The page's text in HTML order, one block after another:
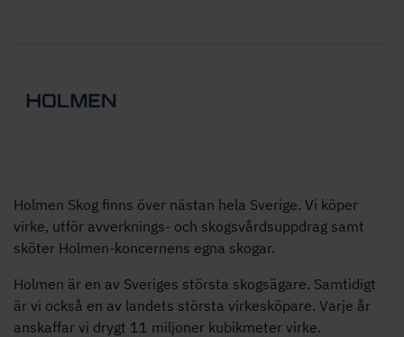
Holmen Skog finns över nästan hela Sverige. Vi köper
virke, utför avverknings- och skogsvårdsuppdrag samt
sköter Holmen-koncernens egna skogar.
Holmen är en av Sveriges största skogsägare. Samtidigt
är vi också en av landets största virkesköpare. Varje år
anskaffar vi drygt 11 miljoner kubikmeter virke.